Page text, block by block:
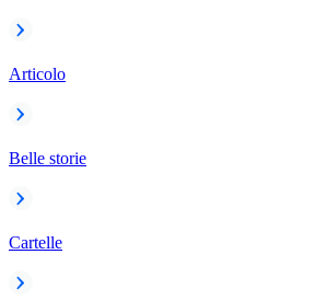
Articolo
Belle storie
Cartelle